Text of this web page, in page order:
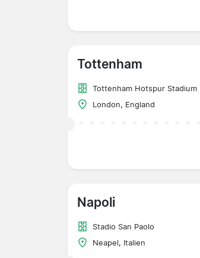
Tottenham
Tottenham Hotspur Stadium
London, England
Napoli
Stadio San Paolo
Neapel, Italien